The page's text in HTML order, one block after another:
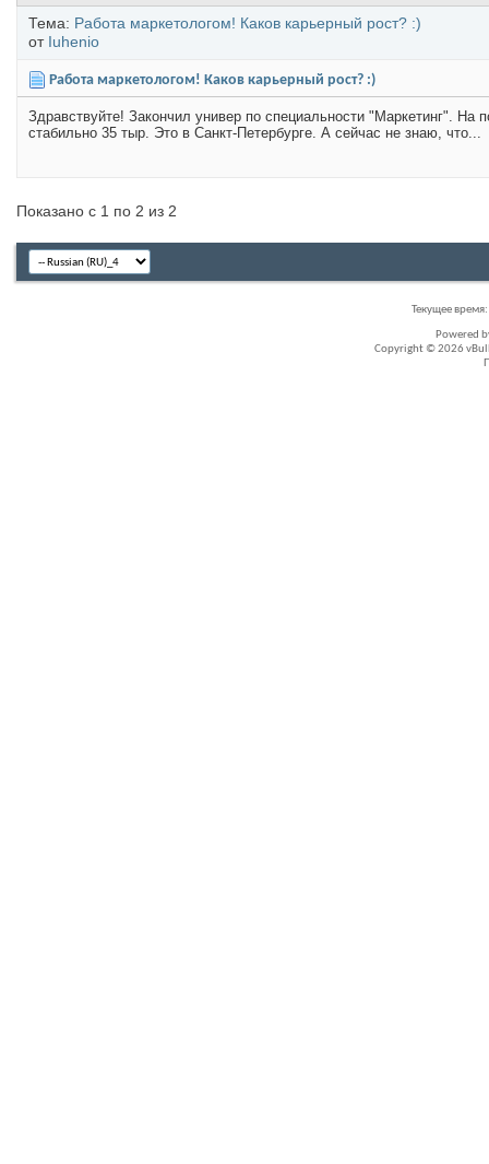
Тема: Работа маркетологом! Каков карьерный рост? :)
от Iuhenio
Работа маркетологом! Каков карьерный рост? :)
Здравствуйте! Закончил универ по специальности "Маркетинг".
стабильно 35 тыр. Это в Санкт-Петербурге. А сейчас не знаю, что...
Показано с 1 по 2 из 2
Текущее время:
Powered
Copyright © 2026